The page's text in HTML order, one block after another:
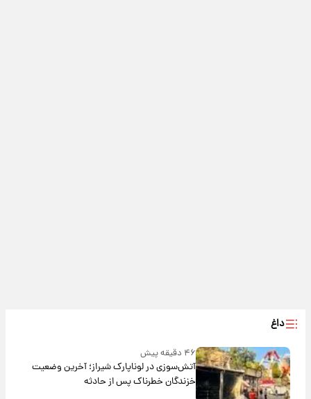
داغ
۴۶ دقیقه پیش
آتش‌سوزی در لوناپارک شیراز؛ آخرین وضعیت
خزندگان خطرناک پس از حادثه